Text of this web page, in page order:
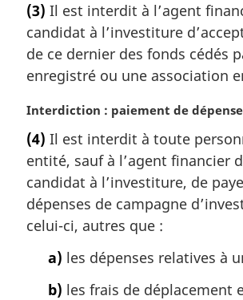
t
e
m
a
g
n
a
e
:
(3) Il est interdit à l’agent
candidat à l’investiture
de ce dernier des fonds cédés
enregistré ou une association
N
t
e
m
a
g
Interdiction : paiement de
(4) Il est interdit à toute
entité, sauf à l’agent financier
candidat à l’investiture, de
dépenses de campagne
celui-ci, autres que :
a) les dépenses relatives à
b) les frais de déplacement